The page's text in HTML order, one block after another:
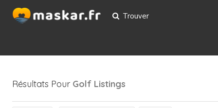
Trouver
Résultats Pour Golf Listings